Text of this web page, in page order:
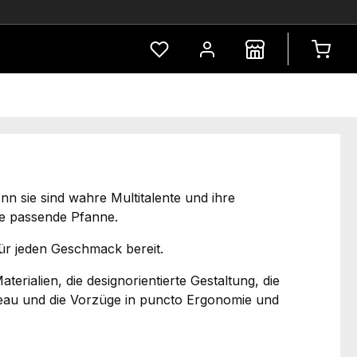
Du hast 0 Produkte auf dem
sie sind wahre Multitalente und ihre
passende Pfanne.
jeden Geschmack bereit.
die designorientierte Gestaltung, die
und die Vorzüge in puncto Ergonomie und